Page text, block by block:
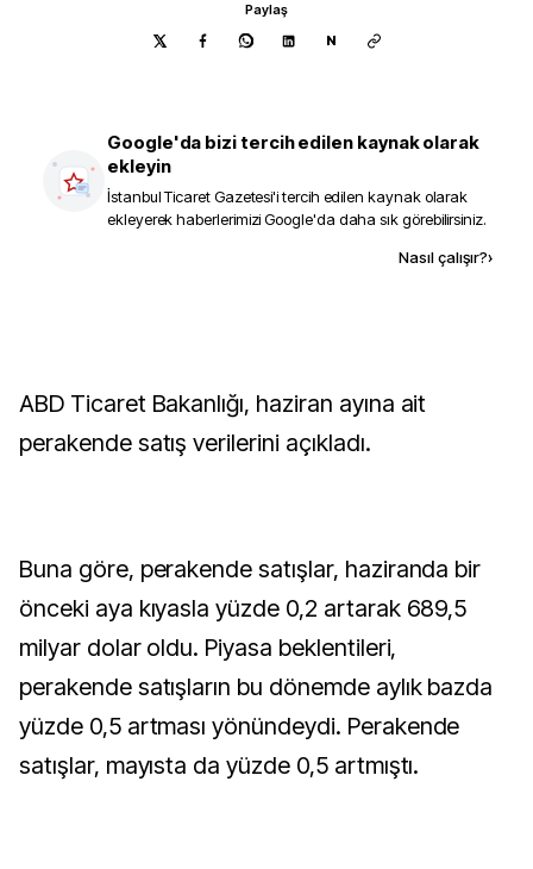
Paylaş
N
Google'da bizi tercih edilen kaynak olarak
ekleyin
İstanbul Ticaret Gazetesi'i tercih edilen kaynak olarak
ekleyerek haberlerimizi Google'da daha sık görebilirsiniz.
Nasıl çalışır?›
ABD Ticaret Bakanlığı, haziran ayına ait
perakende satış verilerini açıkladı.
Buna göre, perakende satışlar, haziranda bir
önceki aya kıyasla yüzde 0,2 artarak 689,5
milyar dolar oldu. Piyasa beklentileri,
perakende satışların bu dönemde aylık bazda
yüzde 0,5 artması yönündeydi. Perakende
satışlar, mayısta da yüzde 0,5 artmıştı.